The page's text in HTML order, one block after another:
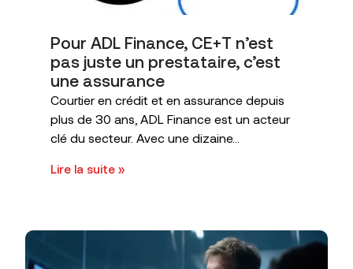
Pour ADL Finance, CE+T n’est
pas juste un prestataire, c’est
une assurance
Courtier en crédit et en assurance depuis
plus de 30 ans, ADL Finance est un acteur
clé du secteur. Avec une dizaine...
Lire la suite »